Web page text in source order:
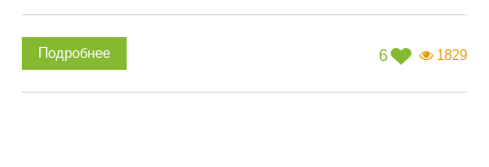
6 1829
Подробнее